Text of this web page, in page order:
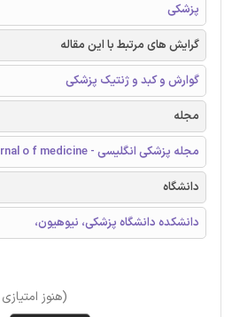
پزشکی
گرایش های مرتبط با این مقاله
گوارش و کبد و ژنتیک پزشکی
مجله
مجله پزشکی انگلیسی - The new england journal o f medicine
دانشگاه
دانشکده دانشگاه پزشکی، نیوهیون،
(هنوز